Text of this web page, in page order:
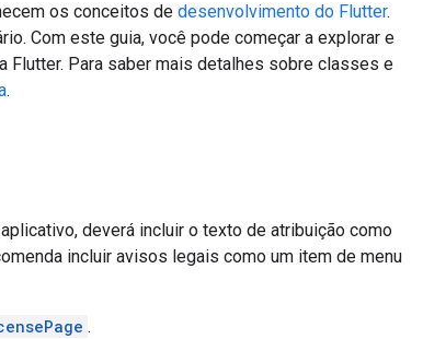
os conceitos de desenvolvimento do Flutter.
Com este guia, você pode começar a explorar e
Para saber mais detalhes sobre classes e
.
deverá incluir o texto de atribuição como
incluir avisos legais como um item de menu
.